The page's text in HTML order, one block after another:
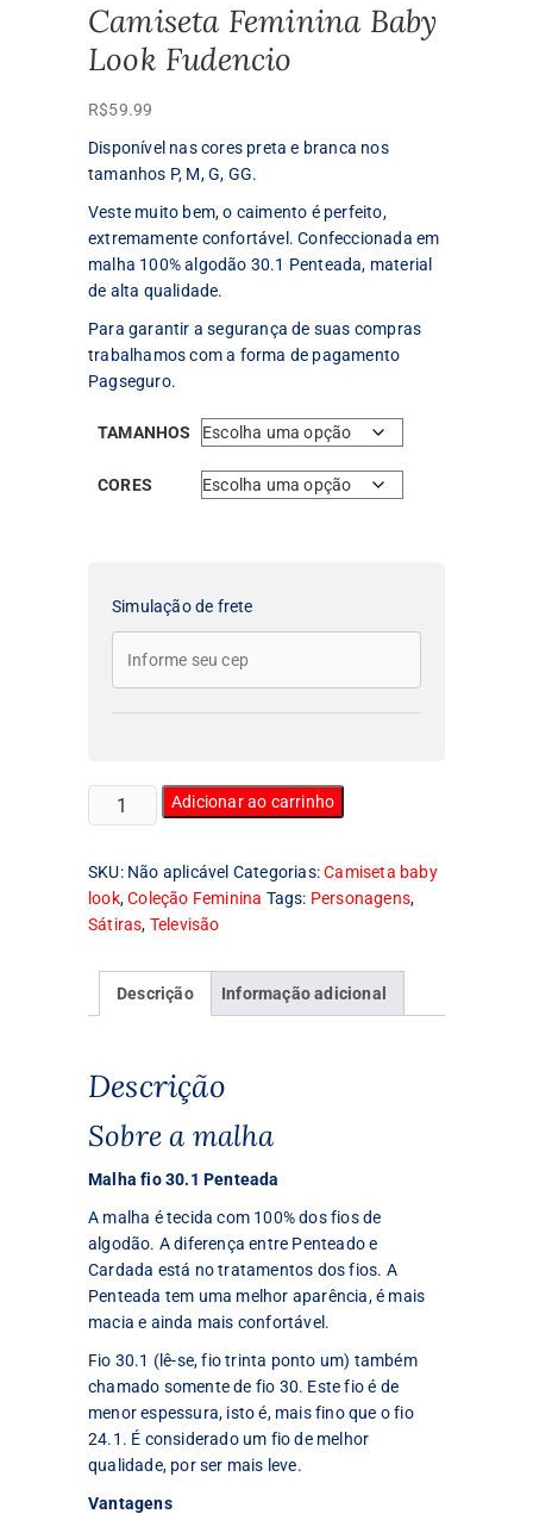
Camiseta Feminina Baby
Look Fudencio
R$59.99
Disponível nas cores preta e branca nos
tamanhos P, M, G, GG.
Veste muito bem, o caimento é perfeito,
extremamente confortável. Confeccionada em
malha 100% algodão 30.1 Penteada, material
de alta qualidade.
Para garantir a segurança de suas compras
trabalhamos com a forma de pagamento
Pagseguro.
TAMANHOS
CORES
Simulação de frete
Camiseta
Feminina
Look
Fudencio
quantidade
Adicionar ao carrinho
SKU: Não aplicável Categorias:Camiseta baby
look,Coleção Feminina Tags: Personagens,
Sátiras, Televisão
Descrição Informação adicional
Descrição
Sobre a malha
Malha fio 30.1 Penteada
A malha é tecida com 100% dos fios de
algodão. A diferença entre Penteado e
Cardada está no tratamentos dos fios. A
Penteada tem uma melhor aparência, é mais
macia e ainda mais confortável.
Fio 30.1 (lê-se, fio trinta ponto um) também
chamado somente de fio 30. Este fio é de
menor espessura, isto é, mais fino que o fio
24.1. É considerado um fio de melhor
qualidade, por ser mais leve.
Vantagens